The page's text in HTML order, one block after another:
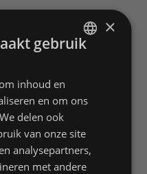
×
gebruik
inhoud en
en om ons
delen ook
van onze site
analysepartners,
met andere